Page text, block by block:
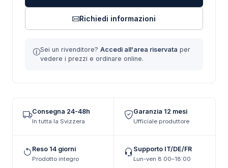
Richiedi informazioni
Sei un rivenditore? Accedi all'area riservata per
vedere i prezzi e ordinare online.
Consegna 24-48h
In tutta la Svizzera
Garanzia 12 mesi
Ufficiale produttore
Reso 14 giorni
Prodotto integro
Supporto IT/DE/FR
Lun-ven 8:00–18:00